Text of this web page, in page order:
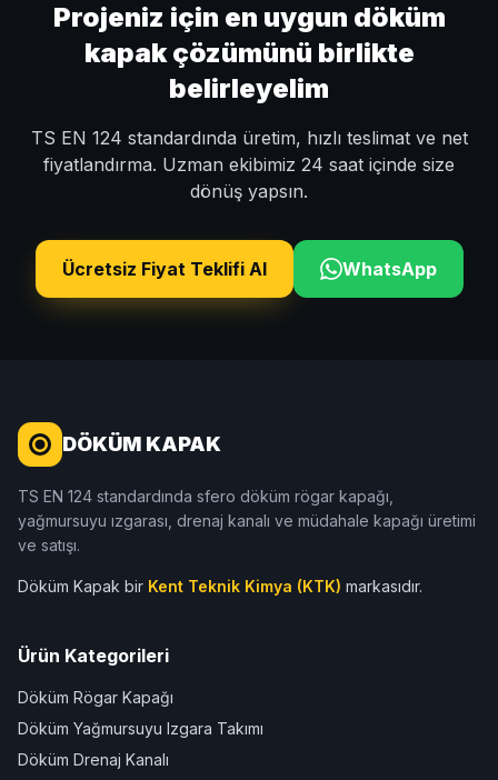
Projeniz için en uygun döküm
kapak çözümünü birlikte
belirleyelim
TS EN 124 standardında üretim, hızlı teslimat ve net
fiyatlandırma. Uzman ekibimiz 24 saat içinde size
dönüş yapsın.
Ücretsiz Fiyat Teklifi Al WhatsApp
DÖKÜM KAPAK
TS EN 124 standardında sfero döküm rögar kapağı,
yağmursuyu ızgarası, drenaj kanalı ve müdahale kapağı üretimi
ve satışı.
Döküm Kapak bir Kent Teknik Kimya (KTK) markasıdır.
Ürün Kategorileri
Döküm Rögar Kapağı
Döküm Yağmursuyu Izgara Takımı
Döküm Drenaj Kanalı